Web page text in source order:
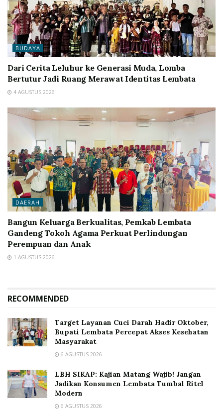
BUDAYA
Dari Cerita Leluhur ke Generasi Muda, Lomba
Bertutur Jadi Ruang Merawat Identitas Lembata
4 AGUSTUS 2026
DAERAH
Bangun Keluarga Berkualitas, Pemkab Lembata
Gandeng Tokoh Agama Perkuat Perlindungan
Perempuan dan Anak
1 AGUSTUS 2026
RECOMMENDED
Target Layanan Cuci Darah Hadir Oktober,
Bupati Lembata Percepat Akses Kesehatan
Masyarakat
6 AGUSTUS 2026
LBH SIKAP: Kajian Matang Wajib! Jangan
Jadikan Konsumen Lembata Tumbal Ritel
Modern
6 AGUSTUS 2026